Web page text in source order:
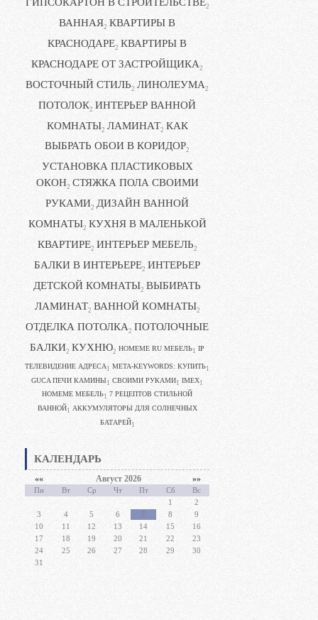
2
ВАННАЯ2 КВАРТИРЫ В
КРАСНОДАРЕ2 КВАРТИРЫ В
КРАСНОДАРЕ ОТ ЗАСТРОЙЩИКА2
ВОСТОЧНЫЙ СТИЛЬ2 ЛИНОЛЕУМА2
ПОТОЛОК2 ИНТЕРЬЕР ВАННОЙ
КОМНАТЫ2 ЛАМИНАТ2 КАК
ВЫБРАТЬ ОБОИ В КОРИДОР2
УСТАНОВКА ПЛАСТИКОВЫХ
ОКОН2 СТЯЖКА ПОЛА СВОИМИ
РУКАМИ2 ДИЗАЙН ВАННОЙ
КОМНАТЫ2 КУХНЯ В МАЛЕНЬКОЙ
КВАРТИРЕ2 ИНТЕРЬЕР МЕБЕЛЬ2
БАЛКИ В ИНТЕРЬЕРЕ2 ИНТЕРЬЕР
ДЕТСКОЙ КОМНАТЫ2 ВЫБИРАТЬ
ЛАМИНАТ2 ВАННОЙ КОМНАТЫ2
ОТДЕЛКА ПОТОЛКА2 ПОТОЛОЧНЫЕ
БАЛКИ2 КУХНЮ2 HOMEME RU МЕБЕЛЬ1 IP
ТЕЛЕВИДЕНИЕ АДРЕСА 1 META-KEYWORDS: КУПИТЬ1
GUCA ПЕЧИ КАМИНЫ1 CВОИМИ РУКАМИ1 IMEX1
HOMEME МЕБЕЛЬ1 7 РЕЦЕПТОВ СТИЛЬНОЙ
ВАННОЙ1 АККУМУЛЯТОРЫ ДЛЯ СОЛНЕЧНЫХ
БАТАРЕЙ1
КАЛЕНДАРЬ
«« Август 2026 »»
Пн Вт Ср Чт Пт Сб
Вс
1
2
3
4 5 6 7 8
9
10
11 12 13 14 15
16
17
18 19 20 21 22
23
24
25 26 27 28 29
30
31